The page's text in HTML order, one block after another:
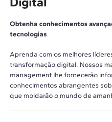
Obtenha conhecimentos
tecnologias
Aprenda com os melhores
transformação digital. Nossos
management lhe fornecerão
conhecimentos abrangentes
que moldarão o mundo de